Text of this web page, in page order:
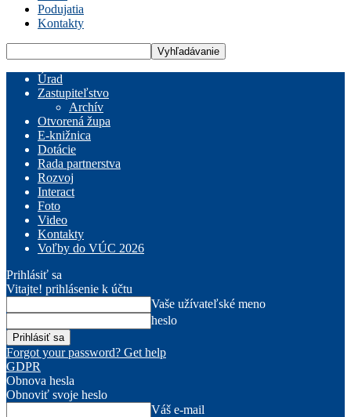
Podujatia
Kontakty
Úrad
Zastupiteľstvo
Archív
Otvorená župa
E-knižnica
Dotácie
Rada partnerstva
Rozvoj
Interact
Foto
Video
Kontakty
Voľby do VÚC 2026
Prihlásiť sa
Vitajte! prihlásenie k účtu
Vaše užívateľské meno
heslo
Forgot your password? Get help
GDPR
Obnova hesla
Obnoviť svoje heslo
Váš e-mail